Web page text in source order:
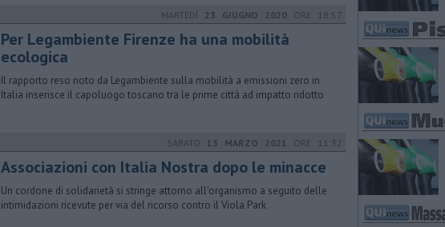
MARTEDÌ 23 GIUGNO 2020 ORE 18:57
Per Legambiente Firenze ha una mobilità
ecologica
Il rapporto reso noto da Legambiente​ sulla mobilità a emissioni zero in
Italia inserisce il capoluogo toscano tra le prime città ad impatto ridotto
SABATO 13 MARZO 2021 ORE 11:32
Associazioni con Italia Nostra dopo le minacce
Un cordone di solidarietà si stringe attorno all'organismo a seguito delle
intimidazioni ricevute per via del ricorso contro il Viola Park